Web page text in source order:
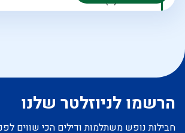
הרשמו לניוזלטר שלנו
חבילות נופש משתלמות ודילים הכי שווים